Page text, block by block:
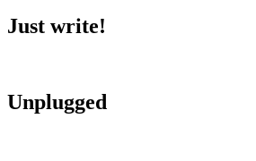
Just write!
Unplugged